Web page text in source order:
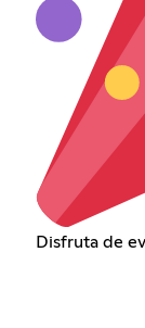
Disfruta de